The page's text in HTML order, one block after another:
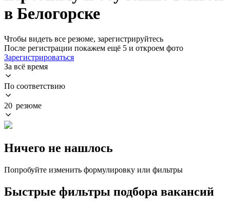
в Белогорске
Чтобы видеть все резюме, зарегистрируйтесь
После регистрации покажем ещё 5 и откроем фото
Зарегистрироваться
За всё время
По соответствию
20 резюме
Ничего не нашлось
Попробуйте изменить формулировку или фильтры
Быстрые фильтры подбора вакансий